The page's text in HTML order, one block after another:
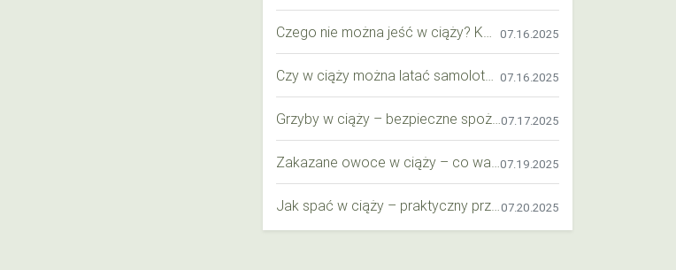
07.16.2025
07.16.2025
07.17.2025
07.19.2025
07.20.2025